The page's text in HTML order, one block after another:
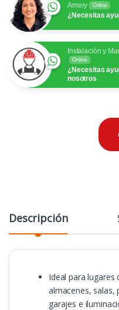
Amery Online
¿Necesitas
Instalación y
Online
¿Necesitas
nosotros
Descripción
Ideal para
almacenes, salas,
garajes e